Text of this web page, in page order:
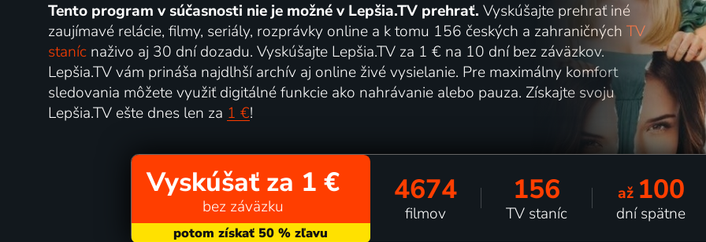
Tento program v súčasnosti nie je možné v Lepšia.TV prehrať. Vyskúšajte prehrať iné
zaujímavé relácie, filmy, seriály, rozprávky online a k tomu 156 českých a zahraničných TV
stanícnaživo aj 30 dní dozadu. Vyskúšajte Lepšia.TV za 1 € na 10 dní bez záväzkov.
Lepšia.TV vám prináša najdlhší archív aj online živé vysielanie. Pre maximálny komfort
sledovania môžete využiť digitálné funkcie ako nahrávanie alebo pauza. Získajte svoju
Lepšia.TV ešte dnes len za 1 €!
Vyskúšať za 1 €
bez záväzku 4674
filmov
156
TV staníc
až 100
dní spätne